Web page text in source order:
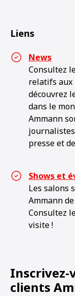
Liens
News
Consultez
relatifs aux
découvrez
dans le
Ammann
presse et
Shows et
Les salons
Ammann
Consultez
visite !
Inscrivez-
clients